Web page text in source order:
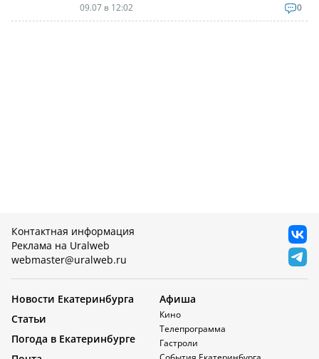
09.07 в 12:02 0
Контактная информация
Реклама на Uralweb
webmaster@uralweb.ru
Новости Екатеринбурга
Статьи
Погода в Екатеринбурге
Афиша
Кино
Телепрограмма
Гастроли